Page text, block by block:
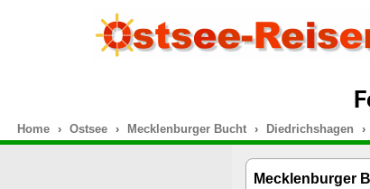
Home Ostsee Mecklenburger Bucht Diedrichshagen